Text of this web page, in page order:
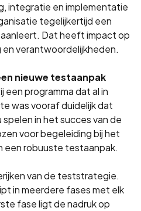
integratie en implementatie
tegelijkertijd een
Dat heeft impact op
verantwoordelijkheden.
nieuwe testaanpak
programma dat al in
was vooraf duidelijk dat
in het succes van de
voor begeleiding bij het
een robuuste testaanpak.
van de teststrategie.
in meerdere fases met elk
fase ligt de nadruk op